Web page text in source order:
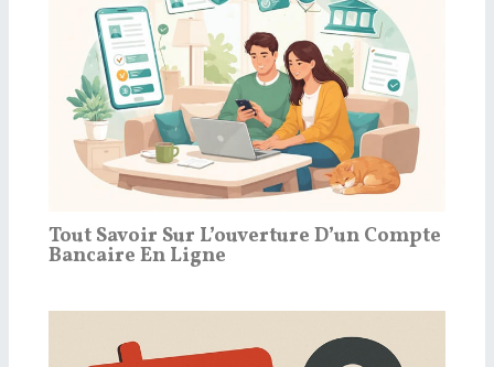
Tout Savoir Sur L’ouverture D’un Compte
Bancaire En Ligne